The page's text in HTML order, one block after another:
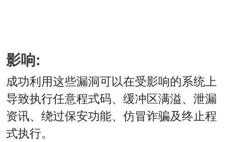
影响:
成功利用这些漏洞可以在受影响的系统上
导致执行任意程式码、缓冲区满溢、泄漏
资讯、绕过保安功能、仿冒诈骗及终止程
式执行。